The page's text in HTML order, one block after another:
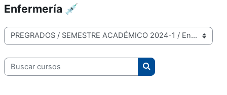
Enfermería 💉
Categorías de curso
Buscar cursos
Buscar cursos